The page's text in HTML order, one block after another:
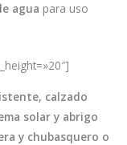
agua para uso
calzado
solar y abrigo
y chubasquero o